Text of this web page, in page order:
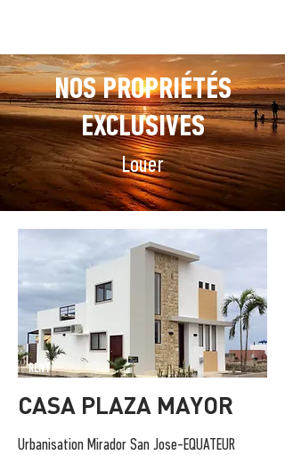
NOS PROPRIÉTÉS
EXCLUSIVES
Louer
RENT
CASA PLAZA MAYOR
Urbanisation Mirador San Jose-EQUATEUR